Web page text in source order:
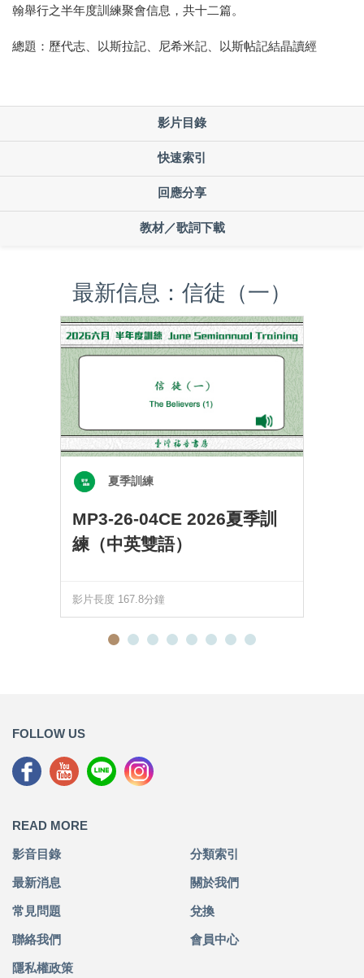
翰舉行之半年度訓練聚會信息，共十二篇。
總題：歷代志、以斯拉記、尼希米記、以斯帖記結晶讀經
影片目錄
快速索引
回應分享
教材／歌詞下載
最新信息：信徒（一）
夏季訓練
MP3-26-04CE 2026夏季訓
練（中英雙語）
影片長度 167.8分鐘
FOLLOW US
READ MORE
影音目錄 分類索引
最新消息 關於我們
常見問題 兌換
聯絡我們 會員中心
隱私權政策